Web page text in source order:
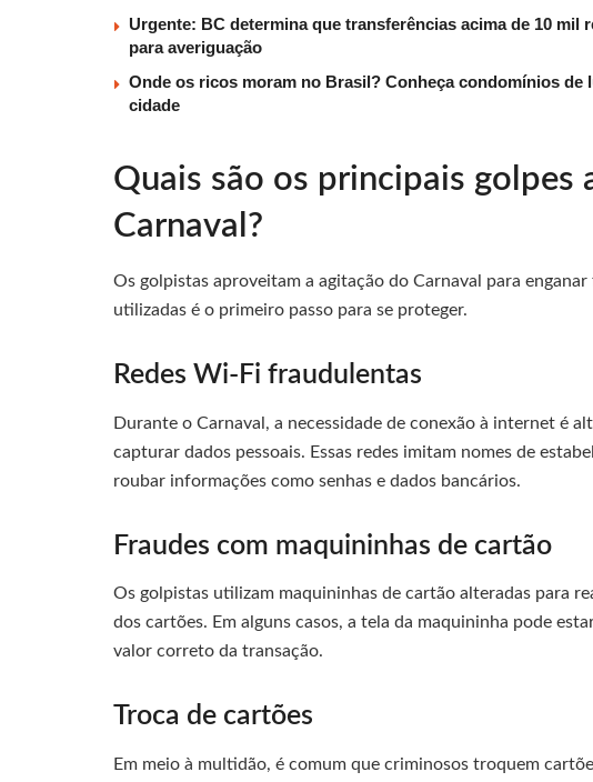
Urgente: BC determina que transferências acima de 10 mil
para averiguação
Onde os ricos moram no Brasil? Conheça condomínios
cidade
Quais são os principais golpes
Carnaval?
Os golpistas aproveitam a agitação do Carnaval para
utilizadas é o primeiro passo para se proteger.
Redes Wi-Fi fraudulentas
Durante o Carnaval, a necessidade de conexão à internet é
capturar dados pessoais. Essas redes imitam nomes de
roubar informações como senhas e dados bancários.
Fraudes com maquininhas de cartão
Os golpistas utilizam maquininhas de cartão alteradas para
dos cartões. Em alguns casos, a tela da maquininha pode
valor correto da transação.
Troca de cartões
Em meio à multidão, é comum que criminosos troquem